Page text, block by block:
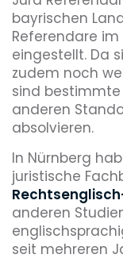
bayrischen
Referendare im
eingestellt. Da
zudem noch
sind bestimmte
anderen
absolvieren.
In Nürnberg
juristische
anderen
seit mehreren